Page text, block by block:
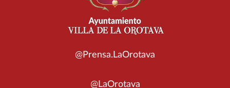
@Prensa.LaOrotava
@LaOrotava